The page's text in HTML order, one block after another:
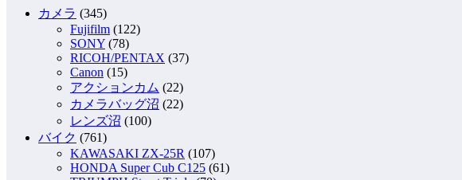
カメラ (345)
Fujifilm (122)
SONY (78)
RICOH/PENTAX (37)
Canon (15)
アクションカム (22)
カメラバッグ沼 (22)
レンズ沼 (100)
バイク (761)
KAWASAKI ZX-25R (107)
HONDA Super Cub C125 (61)